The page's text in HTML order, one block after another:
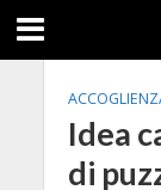
Idea
di